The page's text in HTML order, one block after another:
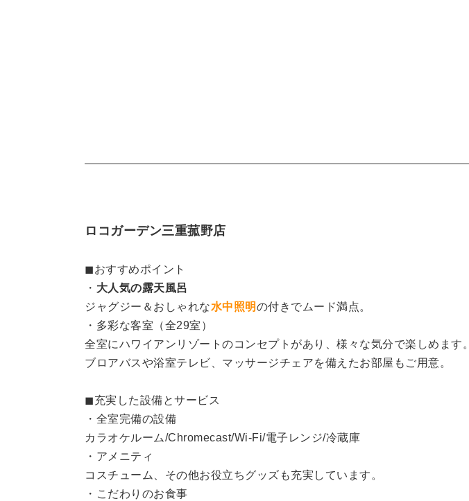
ロコガーデン三重菰野店
◼︎おすすめポイント
・ 大人気の露天風呂
ジャグジー＆おしゃれな水中照明の付きでムード満点。
・多彩な客室（全29室）
全室にハワイアンリゾートのコンセプトがあり、様々な気分で楽しめます。
ブロアバスや浴室テレビ、マッサージチェアを備えたお部屋もご用意。
◼︎充実した設備とサービス
・全室完備の設備
カラオケルーム/Chromecast/Wi-Fi/電子レンジ/冷蔵庫
・アメニティ
コスチューム、その他お役立ちグッズも充実しています。
・こだわりのお食事